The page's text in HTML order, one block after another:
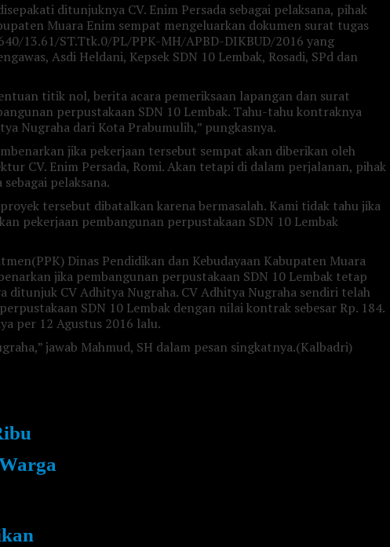
ditunjuknya CV. Enim Persada sebagai pelaksana, pihak
Muara Enim sempat mengeluarkan dokumen surat tugas
13.61/ST.Ttk.0/PL/PPK-MH/APBD-DIKBUD/2016 yang
Asdi Heldani, Kepsek SDN 10 Lembak, Rosadi, SPd dan
titik nol, berita acara pemeriksaan lapangan dan surat
perpustakaan SDN 10 Lembak. Tahu-tahu kontraknya
Nugraha dari Kota Prabumulih,” pungkasnya.
jika pekerjaan tersebut sempat akan diberikan oleh
CV. Enim Persada, Romi. Akan tetapi di dalam perjalanan, pihak
pelaksana.
tersebut dibatalkan karena bermasalah. Kami tidak tahu jika
pekerjaan pembangunan perpustakaan SDN 10 Lembak
Dinas Pendidikan dan Kebudayaan Kabupaten Muara
jika pembangunan perpustakaan SDN 10 Lembak tetap
ditunjuk CV Adhitya Nugraha. CV Adhitya Nugraha sendiri telah
SDN 10 Lembak dengan nilai kontrak sebesar Rp. 184.
per 12 Agustus 2016 lalu.
jawab Mahmud, SH dalam pesan singkatnya.(Kalbadri)